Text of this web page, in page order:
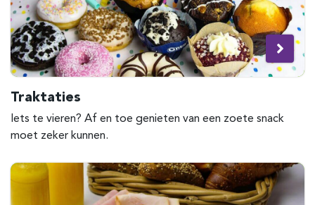
Traktaties
Iets te vieren? Af en toe genieten van een zoete snack
moet zeker kunnen.